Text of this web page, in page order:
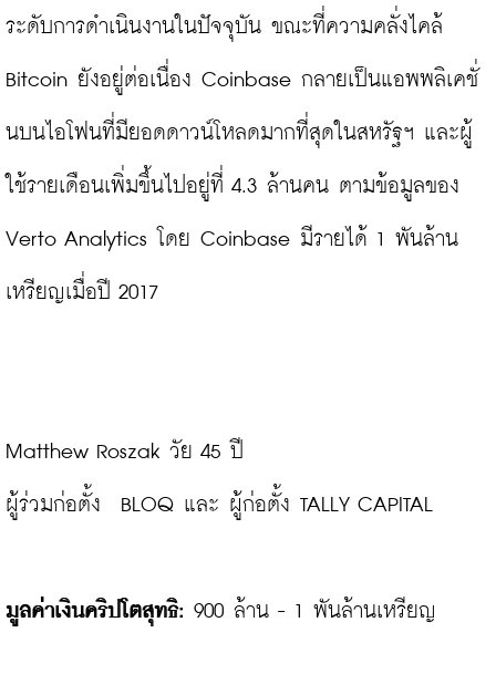
ระดับการดำเนินงานในปัจจุบัน ขณะที่ความคลั่งไคล้
Bitcoin ยังอยู่ต่อเนื่อง Coinbase กลายเป็นแอพพลิเคชั่
นบนไอโฟนที่มียอดดาวน์โหลดมากที่สุดในสหรัฐฯ และผู้
ใช้รายเดือนเพิ่มขึ้นไปอยู่ที่ 4.3 ล้านคน ตามข้อมูลของ
Verto Analytics โดย Coinbase มีรายได้ 1 พันล้าน
เหรียญเมื่อปี 2017
Matthew Roszak วัย 45 ปี
ผู้ร่วมก่อตั้ง  BLOQ และ ผู้ก่อตั้ง TALLY CAPITAL
มูลค่าเงินคริปโตสุทธิ: 900 ล้าน - 1 พันล้านเหรียญ